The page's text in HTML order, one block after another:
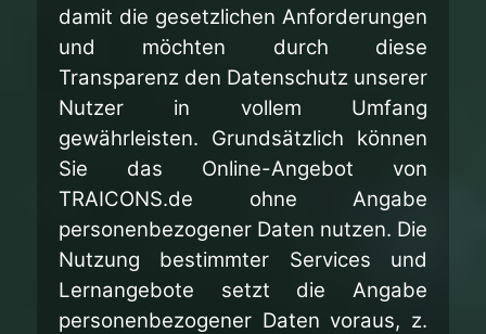
damit die gesetzlichen Anforderungen
und möchten durch diese
Transparenz den Datenschutz unserer
Nutzer in vollem Umfang
gewährleisten. Grundsätzlich können
Sie das Online-Angebot von
TRAICONS.de ohne Angabe
personenbezogener Daten nutzen. Die
Nutzung bestimmter Services und
Lernangebote setzt die Angabe
personenbezogener Daten voraus, z.